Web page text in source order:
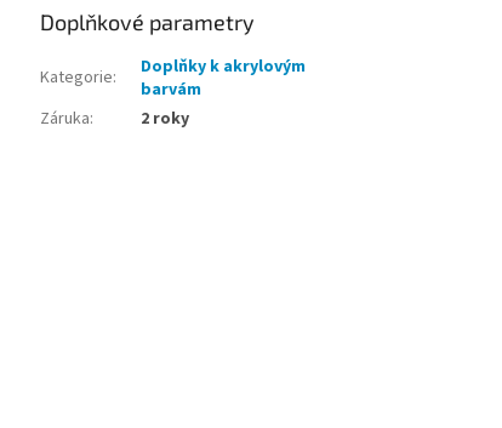
Doplňkové parametry
Kategorie:
Doplňky k akrylovým
barvám
Záruka: 2 roky